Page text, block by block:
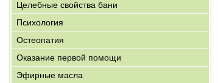
Целебные свойства бани
Психология
Остеопатия
Оказание первой помощи
Эфирные масла